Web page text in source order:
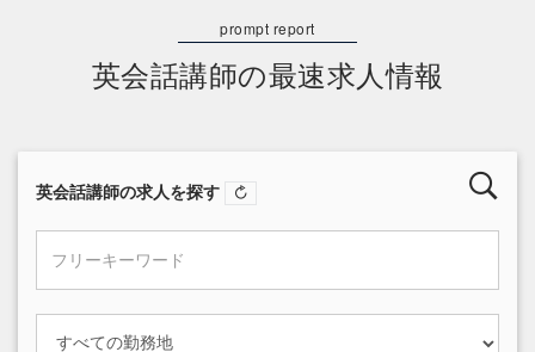
英会話講師の最速求人情報
英会話講師の求人を探す